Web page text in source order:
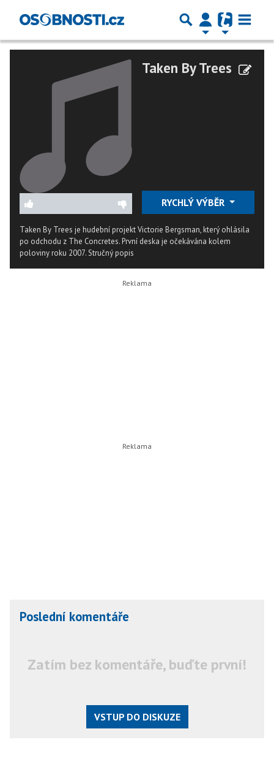
Taken By Trees
RYCHLÝ VÝBĚR
Taken By Trees je hudební projekt Victorie Bergsman, který ohlásila
po odchodu z The Concretes. První deska je očekávána kolem
poloviny roku 2007.Stručný popis
Poslední komentáře
Zatím bez komentáře, buďte první!
VSTUP DO DISKUZE